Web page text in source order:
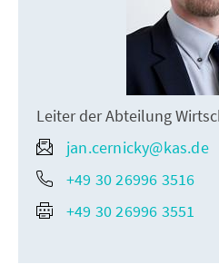
Leiter der Abteilung
jan.cernicky@kas.de
+49 30 26996 3516
+49 30 26996 3551